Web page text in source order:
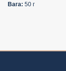
Вага: 50 г